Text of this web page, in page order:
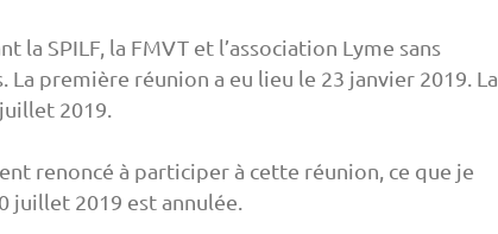
la SPILF, la FMVT et l’association Lyme sans
première réunion a eu lieu le 23 janvier 2019. La
2019.
renoncé à participer à cette réunion, ce que je
juillet 2019 est annulée.